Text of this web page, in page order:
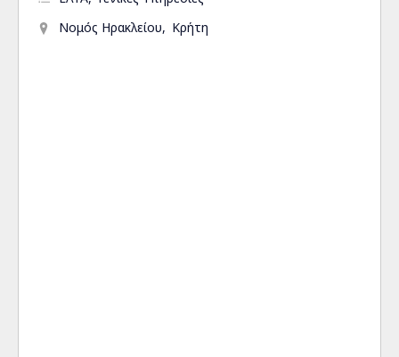
Νομός Ηρακλείου
Κρήτη